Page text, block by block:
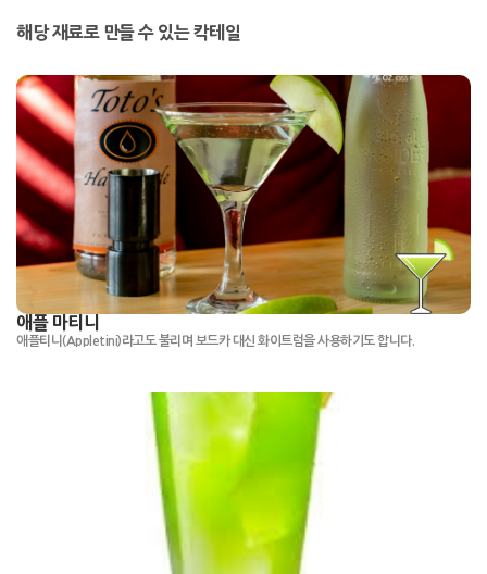
해당 재료로 만들 수 있는 칵테일
애플 마티니
애플티니(Appletini)라고도 불리며 보드카 대신 화이트럼을 사용하기도 합니다.